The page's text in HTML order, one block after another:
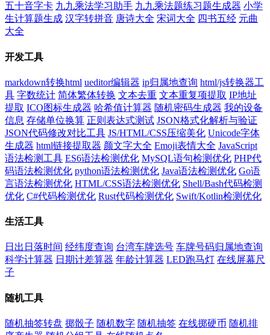
五十音字卡 九九乘法学习助手 九九乘法题练习题生成器 小学
生计算题生成 汉字转拼音 唐诗大全 宋词大全 四书五经 元曲
大全
开发工具
markdown转换html ueditor编辑器 ip归属地查询 html/js转换器工
具 字数统计 简体繁体转换 文本去重 文本重复项提取 IP地址
提取 ICO图标生成器 哈希值计算器 随机密码生成器 我的设备
信息 存储单位换算 正则表达式测试 JSON格式化解析与验证
JSON代码修改对比工具 JS/HTML/CSS压缩美化 Unicode字体
生成器 html链接提取器 颜文字大全 Emoji表情大全 JavaScript
语法检测工具 ES6语法检测优化 MySQL语句检测优化 PHP代
码语法检测优化 python语法检测优化 Java语法检测优化 Go语
言语法检测优化 HTML/CSS语法检测优化 Shell/Bash代码检测
优化 C#代码检测优化 Rust代码检测优化 Swift/Kotlin检测优化
生活工具
日出日落时间 经纬度查询 台湾车牌选号 车牌号码归属地查询
科学计算器 日期计差算器 年龄计算器 LED跑马灯 在线屏幕尺
子
随机工具
随机抽签转盘 掷骰子 随机数字 随机抽签 在线掷硬币 随机排